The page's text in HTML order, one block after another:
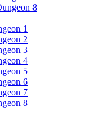
8
1
2
3
4
5
6
7
8